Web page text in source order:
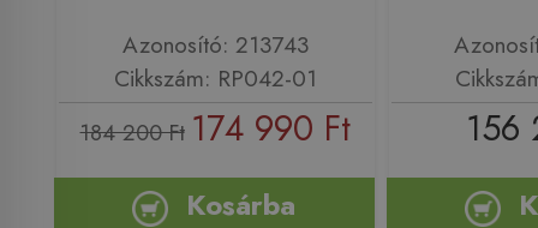
Azonosító: 213743
Cikkszám: RP042-01
184 200 Ft 174 990 Ft
Kosárba
156